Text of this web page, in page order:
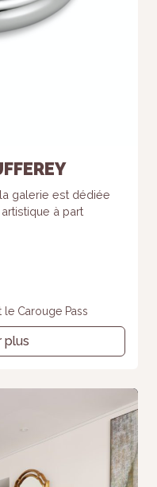
galerie est dédiée
à part
Carouge Pass
plus